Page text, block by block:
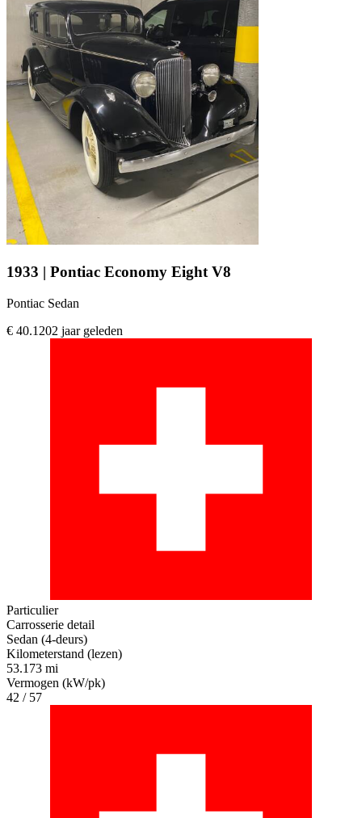
1933 | Pontiac Economy Eight V8
Pontiac Sedan
€ 40.1202 jaar geleden
Particulier
Carrosserie detail
Sedan (4-deurs)
Kilometerstand (lezen)
53.173 mi
Vermogen (kW/pk)
42 / 57